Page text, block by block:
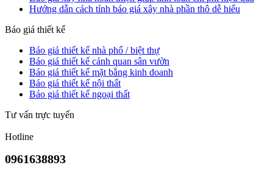
Hướng dẫn cách tính báo giá xây nhà phần thô dễ hiểu
Báo giá thiết kế
Báo giá thiết kế nhà phố / biệt thự
Báo giá thiết kế cảnh quan sân vườn
Báo giá thiết kế mặt bằng kinh doanh
Báo giá thiết kế nội thất
Báo giá thiết kế ngoại thất
Tư vấn trực tuyến
Hotline
0961638893